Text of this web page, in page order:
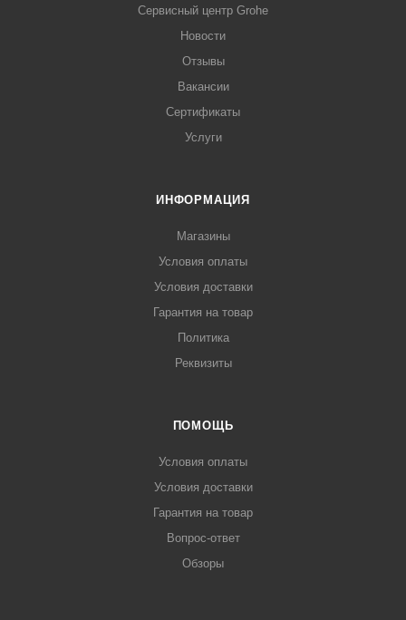
Сервисный центр Grohe
Новости
Отзывы
Вакансии
Сертификаты
Услуги
ИНФОРМАЦИЯ
Магазины
Условия оплаты
Условия доставки
Гарантия на товар
Политика
Реквизиты
ПОМОЩЬ
Условия оплаты
Условия доставки
Гарантия на товар
Вопрос-ответ
Обзоры